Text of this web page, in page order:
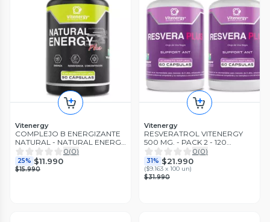
Vitenergy
COMPLEJO B ENERGIZANTE
NATURAL - NATURAL ENERGY
PLUS 90 cápsulas
0(0)
25% $11.990
$15.990
Vitenergy
RESVERATROL VITENERGY
500 MG. - PACK 2 - 120
CÁPSULAS VCAPS
0(0)
31% $21.990
($9.163 x 100 un)
$31.990